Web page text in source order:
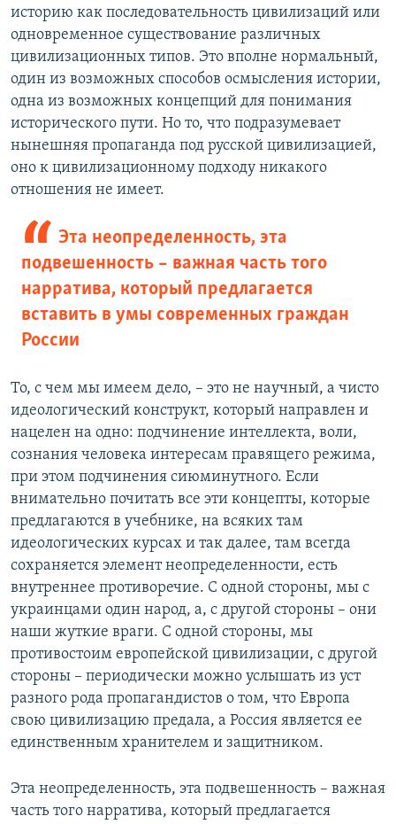
историю как последовательность цивилизаций или
одновременное существование различных
цивилизационных типов. Это вполне нормальный,
один из возможных способов осмысления истории,
одна из возможных концепций для понимания
исторического пути. Но то, что подразумевает
нынешняя пропаганда под русской цивилизацией,
оно к цивилизационному подходу никакого
отношения не имеет.
Эта неопределенность, эта
подвешенность – важная часть того
нарратива, который предлагается
вставить в умы современных граждан
России
То, с чем мы имеем дело, – это не научный, а чисто
идеологический конструкт, который направлен и
нацелен на одно: подчинение интеллекта, воли,
сознания человека интересам правящего режима,
при этом подчинения сиюминутного. Если
внимательно почитать все эти концепты, которые
предлагаются в учебнике, на всяких там
идеологических курсах и так далее, там всегда
сохраняется элемент неопределенности, есть
внутреннее противоречие. С одной стороны, мы с
украинцами один народ, а, с другой стороны – они
наши жуткие враги. С одной стороны, мы
противостоим европейской цивилизации, с другой
стороны – периодически можно услышать из уст
разного рода пропагандистов о том, что Европа
свою цивилизацию предала, а Россия является ее
единственным хранителем и защитником.
Эта неопределенность, эта подвешенность – важная
часть того нарратива, который предлагается